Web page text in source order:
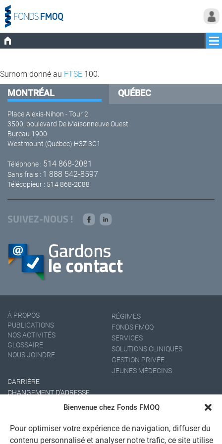
Bienvenue chez Fonds FMOQ
Pour optimiser votre expérience de navigation, diffuser du
contenu personnalisé et analyser notre trafic, ce site utilise
Surnom donné au FTSE 100.
MONTRÉAL QUÉBEC
Place Alexis-Nihon - Tour 2
3500, boulevard De Maisonneuve Ouest
Bureau 1900
Westmount (Québec) H3Z 3C1
Téléphone : 514 868-2081
Sans frais : 1 888 542-8597
Télécopieur : 514 868-2088
SUIVEZ-NOUS !
À PROPOS
PUBLICATIONS
NOS ACTIVITÉS
GLOSSAIRE
NOUS JOINDRE
RÉGIMES
FONDS FMOQ
SERVICES
SOLUTIONS CLINIQUES
GESTION PRIVÉE
JEUNES MÉDECINS
CARRIÈRE
CHANGEMENT D'ADRESSE